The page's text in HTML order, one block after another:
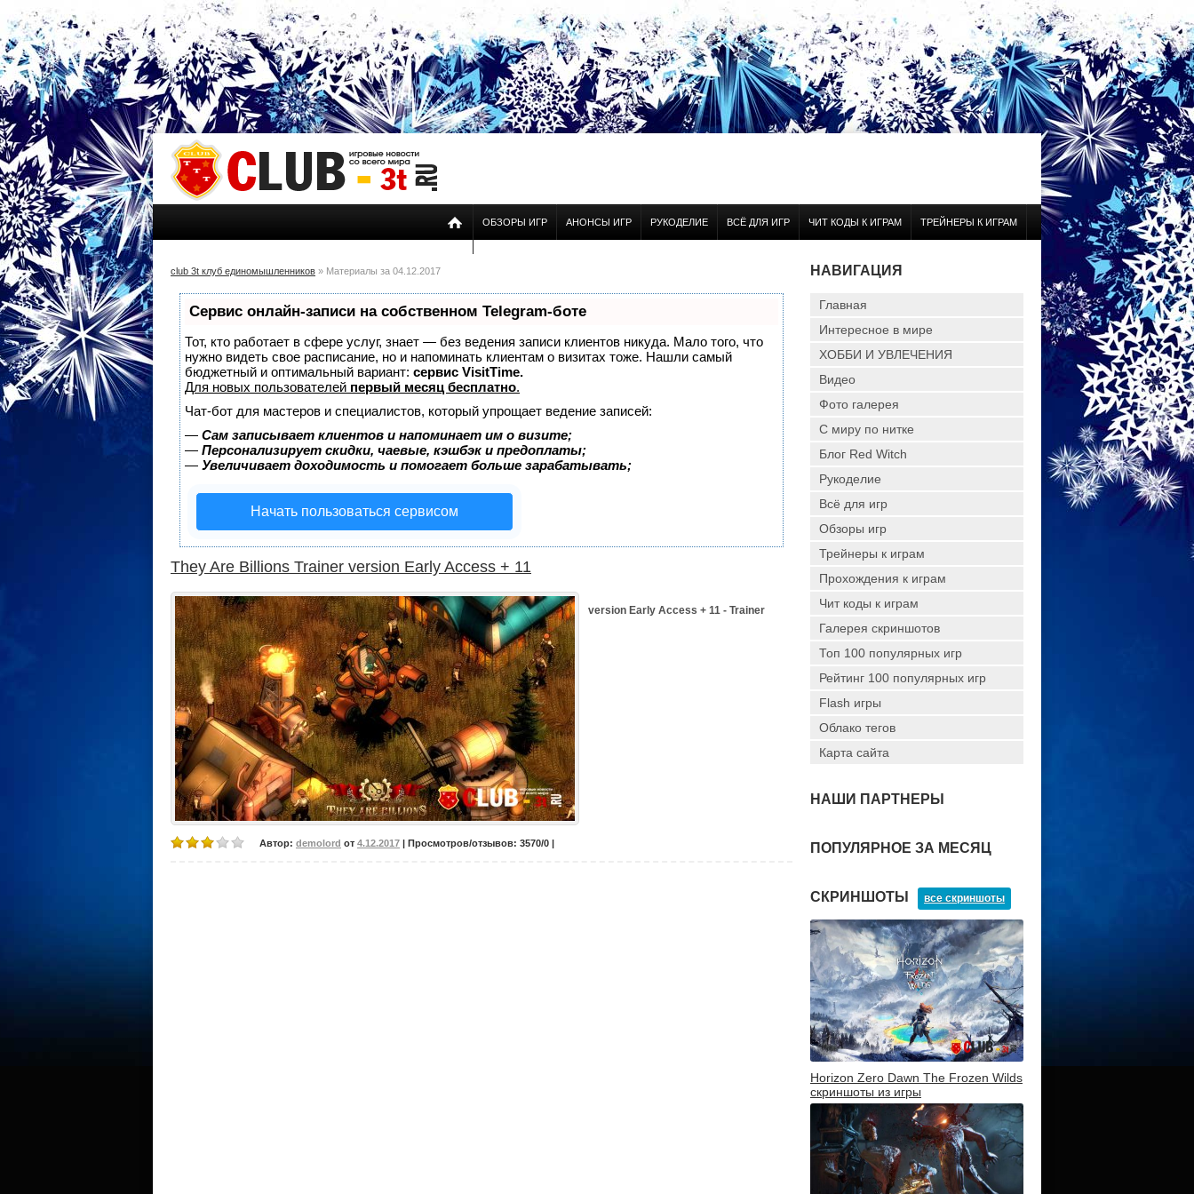
ОБЗОРЫ ИГР АНОНСЫ ИГР РУКОДЕЛИЕ ВСЁ ДЛЯ ИГР ЧИТ КОДЫ К ИГРАМ ТРЕЙНЕРЫ К ИГРАМ
club 3t клуб единомышленников » Материалы за 04.12.2017
Сервис онлайн-записи на собственном Telegram-боте
Тот, кто работает в сфере услуг, знает — без ведения записи клиентов никуда. Мало того, что
нужно видеть свое расписание, но и напоминать клиентам о визитах тоже. Нашли самый
бюджетный и оптимальный вариант: сервис VisitTime.
Для новых пользователей первый месяц бесплатно.
Чат-бот для мастеров и специалистов, который упрощает ведение записей:
— Сам записывает клиентов и напоминает им о визите;
— Персонализирует скидки, чаевые, кэшбэк и предоплаты;
— Увеличивает доходимость и помогает больше зарабатывать;
Начать пользоваться сервисом
They Are Billions Trainer version Early Access + 11
version Early Access + 11 - Trainer
Автор: demolord от 4.12.2017 | Просмотров/отзывов: 3570/0 |
НАВИГАЦИЯ
Главная
Интересное в мире
ХОББИ И УВЛЕЧЕНИЯ
Видео
Фото галерея
С миру по нитке
Блог Red Witch
Рукоделие
Всё для игр
Обзоры игр
Трейнеры к играм
Прохождения к играм
Чит коды к играм
Галерея скриншотов
Топ 100 популярных игр
Рейтинг 100 популярных игр
Flash игры
Облако тегов
Карта сайта
НАШИ ПАРТНЕРЫ
ПОПУЛЯРНОЕ ЗА МЕСЯЦ
СКРИНШОТЫ все скриншоты
Horizon Zero Dawn The Frozen Wilds
скриншоты из игры